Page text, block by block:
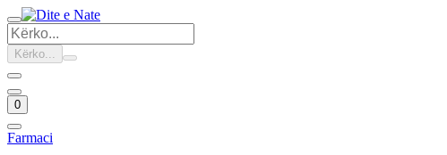
Kërko...
0
Farmaci